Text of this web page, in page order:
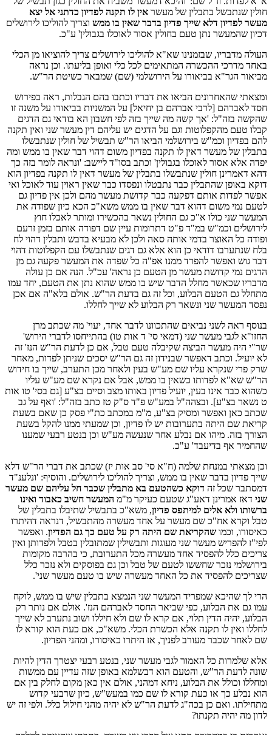
חולין שנתבשל בתבלין של מעשר אין לו תקנה לפדיון כדתני אל יצא
מעשר לפדיון דלא שייך פדיון בדבר שאין בו ממש וצריך להוליכו לירושלים
דכיון שהמעשר נתן טעם בחולין אסור לאוכלו בגבולין' ע"כ.
העולה מדבריו, שבזמנינו שא"א להוליכו לירושלים צריך להוציאו מן הכלי
באחד מדרכי ההכשרה המתאימים לכל כלי ואופן בליעתו. וכן נראה
מביאור הגר"א בביאורו על הירושלמי (שם) שמבאר כשיטת הר"ש.
ומצאתי שהאחרונים הביאו את דבריו וכתבו בהם הגבלות, ראה בפירוש
חסד לאברהם [לרבי אברהם בן יחיאל] על המשניות בביאורו על משנה זו
שהקשה בזה"ל: 'אך קשה מה שייך בזה לפי חשבון הא בודאי גם הדגים
קבלו טעם מהקפלוטות וגם על הדגים יש עליהם דין מעשר שני ואין תקנה
להם בפדיון וכמ"ש בירושלמי הביאו הר"ש תבשיל של חולין שנתבשלו
בתבלין של מעשר דאין לו תקנה בפדיון משום דהוי דבר שאין בו ממש ומה
יפדה אלא אסור לאוכלו בגבולין' וכתב בסו"ד ליישב: 'ונראה לומר בזה כך
דהא דאמרינן חולין שנתבשלו בתבלין של מעשר דאין לו תקנה בפדיון הוא
דוקא באופן שהתבלין כבר נתבטלו ונפסדו כבר שאין ראוין עוד לאוכל ואי
אפשר לפדות אותם דפקעה כבר קדושת מעשר מהם ולכן אין פדיון גם
לטעם נמי משום דהוא דבר שאין בו ממש משא"כ הכא כיון שפודה את
המעשר שני כולו א"כ גם החולין נשאר בהכשירו ומותר לאכלו חוץ
לירושלים וכמ"ש במ"ד פ"ט דתרומות עיין שם דפודה אותם בזמן זרעם
ופודה כל האוצר בדמי אותה סאה ולכן לא מבעיא בדבש ותבלין דהוי לח
בלח שנתערבו דודאי כן הוא אלא גם דגים שנתבשלו עם הקפלוטות דהוי
דבר גוש ואפשר להפרד ממנו אפ"ה כל שפדה את המעשר פקעה גם מן
הדגים נמי קדושת מעשר מן הטעם כן נראה' עכ"ל. הנה אם כן עולה
מדבריו שכאשר מחלל הדבר שיש בו ממש שהוא נתן את הטעם, יחד עמו
מתחלל גם הטעם הבלוע, וכל זה גם בדעת הר"ש. אולם בלא"ה אם אכן
נפסד המעשר שני ונשאר רק הבלוע לא שייך לחללו.
בנוסף ראה לשני נביאים שהתכוונו לדבר אחד, יעוי' מה שכתב מרן
החזו"א לגבי מעשר שני (דמאי סי' ד אות טו) בהתייחסו לדברי הירוש'
שר"י היה מעשר הביצה שקיבלה טעם טבל, אם כן לדעת הר"ש הנז' זה
לא יועיל. וכתב דאפשר שבנידון זה גם הר"ש יסכים שניתן לפדות, מאחר
שרק פרי שנקרא עליו שם מע"ש בעין ולאחר מכן התערב, שייך בו חידוש
הר"ש שא"א לפדותו כשאין בו ממש, אבל אם נקרא שם מע"ש עליו
כשהוא כבר אינו בעין, יועיל פדיון באותו מצב וסיים בצ"ע [גם בסי' טו אות
ט נשאר בצ"ע]. ובצהה"ל במע"ש פ"ד ס"ק טז כתב בזה"ל: 'ואף על גב
שכתב כאן ואפשר ומסיק בצ"ע, מ"מ במכתב כת"י פסק כן שאם בשעת
קריאת שם היתה בתערובות יש לו פדיון, וכן שמעתי ממנו להקל בשעת
הצורך בזה. מיהו אם נבלע אחר שנעשה מע"ש וכן בנטע רבעי שמענו
שהחמיר אף בדיעבד' ע"כ.
וכן מצאתי במנחת שלמה (ח"א סי' סב אות יז) שכתב את דברי הר"ש דלא
שייך פדיון בדבר שאין בו ממש, וצריך להוליכו לירושלים. והוסיף: 'ונלענ"ד
דמסתבר שכל זה דוקא כשהטעם בא מתבלין שכבר חל עליהם שם מעשר
שני דאז אמרינן דאע"ג שטעם כעיקר מ"מ המעשר חשיב כאבוד ואינו
ברשותו ולא אלים למיתפס פדיון, משא"כ בתבשיל שתיבלו בתבלין של
טבל וקרא אח"כ שם מעשר על אחד מעשרה מהתבשיל, דנראה דהיתרו
כאיסורו, וכמו שהקריאת שם היתה רק על טעם כך גם הפדיון. ואפשר
לפי"ז להפריש מעשר שני מעוגות ותבשילין שמתובלין בטבל ולפדותן ואין
צריכים כלל להפסיד אחד מעשרה מכל התערובת, כי בהרבה מקומות
בירושלמי נזכר שחששו לטעם של טבל וכן גם בפוסקים ולא נזכר כלל
שצריכים להפסיד את כל האחד מעשרה שיש בו טעם מעשר שני'.
הרי לך שהיכא שמפריד המעשר שני הנמצא בתבלין שיש בו ממש, לוקח
עמו גם את הבלוע, כפי שביאר החסד לאברהם הנז'. אולם אם נותר רק
הבלוע, יהיה הדין תלוי, אם קרא לו שם ולא חיללו ושוב נתערב לא שייך
לחללו ואין לו תקנה אלא הכשרת הכלי. משא"כ, אם כעת הוא קורא לו
שם לאחר שכבר מעורב לפניך, אז היתרו כאיסורו, ומהני הפדיון.
אלא שלמרות כל האמור לגבי מעשר שני, בנטע רבעי יצטרך הדין להיות
שונה לדעת הר"ש, והטעם הוא דבשלמא באופן שזה עדיין עם ממשות
ומחללו וכולל את הבלוע, ניחא דמהני, אולם אין כאן מקום לחלק בין אם
הוא נבלע כך או כעת קורא לו שם כמו במעש"ש, כיון שרבעי קדוש
מתחילתו. ואם כן בכה"ג לדעת הר"ש לא יהיה מהני חילול כלל. ולפי זה יש
לדון מה יהיה תקנתו?